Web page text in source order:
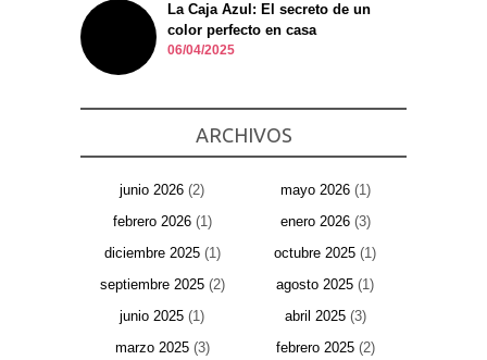
La Caja Azul: El secreto de un
color perfecto en casa
06/04/2025
ARCHIVOS
junio 2026 (2) mayo 2026(1)
febrero 2026(1) enero 2026(3)
diciembre 2025(1) octubre 2025 (1)
septiembre 2025(2) agosto 2025 (1)
junio 2025 (1) abril 2025(3)
marzo 2025(3) febrero 2025(2)